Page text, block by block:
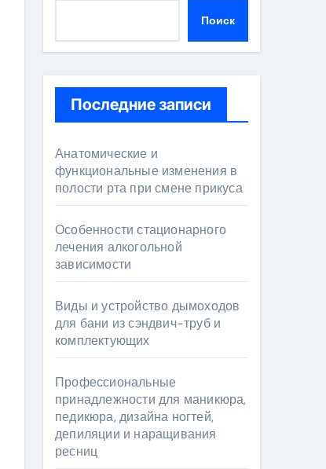
Поиск
Последние записи
Анатомические и
функциональные изменения в
полости рта при смене прикуса
Особенности стационарного
лечения алкогольной
зависимости
Виды и устройство дымоходов
для бани из сэндвич-труб и
комплектующих
Профессиональные
принадлежности для маникюра,
педикюра, дизайна ногтей,
депиляции и наращивания
ресниц